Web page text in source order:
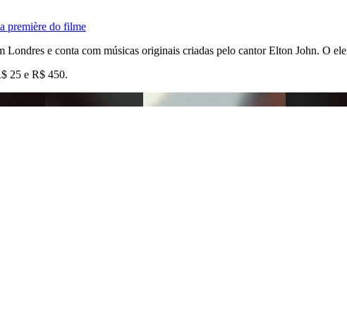
première do filme
Londres e conta com músicas originais criadas pelo cantor Elton John. O
25 e R$ 450.